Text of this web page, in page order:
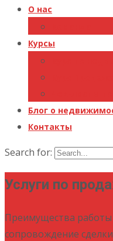
О нас
Курсы
Блог о
Контакты
Search for:
Услуги по
Преимущества работы
сопровождение